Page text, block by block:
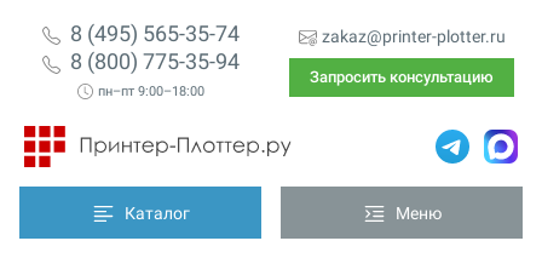
8 (495) 565-35-74
8 (800) 775-35-94
пн–пт 9:00–18:00
zakaz@printer-plotter.ru
Запросить консультацию
Каталог Меню